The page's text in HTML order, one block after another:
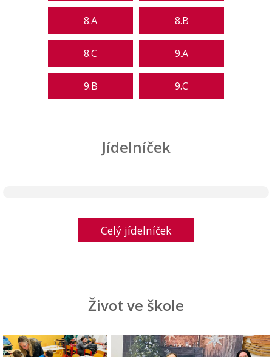
8.A 8.B
8.C 9.A
9.B 9.C
Jídelníček
Celý jídelníček
Život ve škole